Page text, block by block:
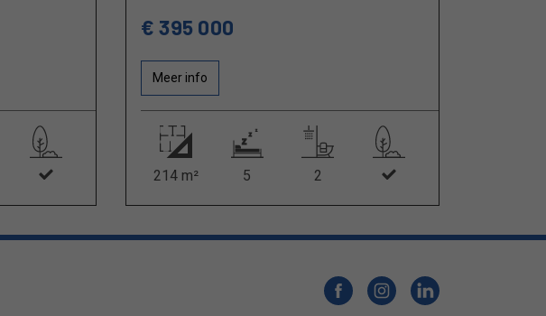
€ 395 000
Meer info
214 m² 5 2